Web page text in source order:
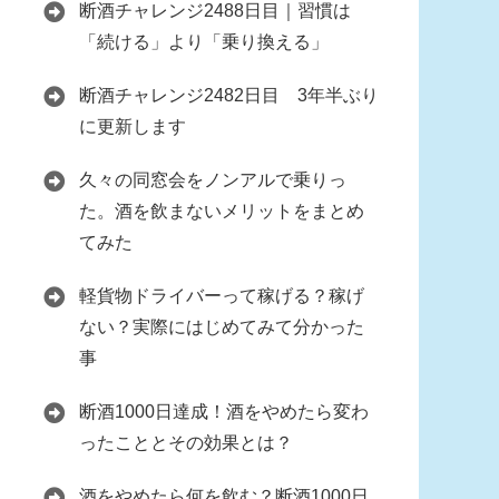
断酒チャレンジ2488日目｜習慣は
「続ける」より「乗り換える」
断酒チャレンジ2482日目 3年半ぶり
に更新します
久々の同窓会をノンアルで乗りっ
た。酒を飲まないメリットをまとめ
てみた
軽貨物ドライバーって稼げる？稼げ
ない？実際にはじめてみて分かった
事
断酒1000日達成！酒をやめたら変わ
ったこととその効果とは？